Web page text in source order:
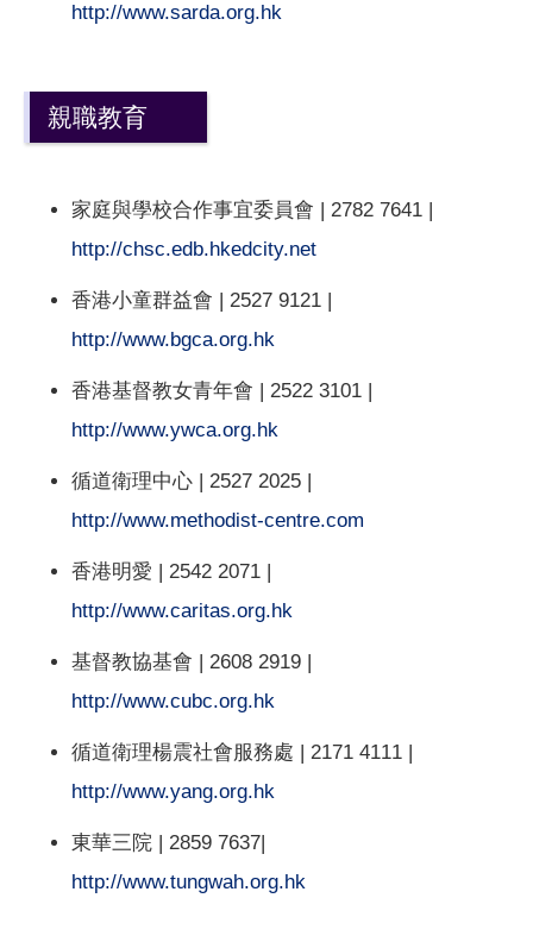
http://www.sarda.org.hk
親職教育
家庭與學校合作事宜委員會 | 2782 7641 |
http://chsc.edb.hkedcity.net
香港小童群益會 | 2527 9121 |
http://www.bgca.org.hk
香港基督教女青年會 | 2522 3101 |
http://www.ywca.org.hk
循道衛理中心 | 2527 2025 |
http://www.methodist-centre.com
香港明愛 | 2542 2071 |
http://www.caritas.org.hk
基督教協基會 | 2608 2919 |
http://www.cubc.org.hk
循道衛理楊震社會服務處 | 2171 4111 |
http://www.yang.org.hk
東華三院 | 2859 7637|
http://www.tungwah.org.hk